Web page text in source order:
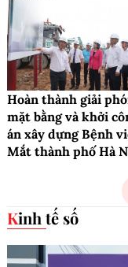
Hoàn thành giải
mặt bằng và khởi
án xây dựng Bệnh
Mắt thành phố Hà
Kinh tế số